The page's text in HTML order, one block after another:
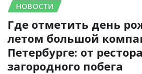
НОВОСТИ
Где отметить день
летом большой
Петербурге: от
загородного побега